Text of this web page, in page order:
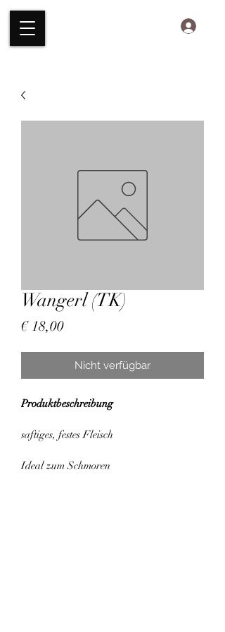
Wangerl (TK)
€ 18,00Preis
Nicht verfügbar
Produktbeschreibung
saftiges, festes Fleisch
Ideal zum Schmoren